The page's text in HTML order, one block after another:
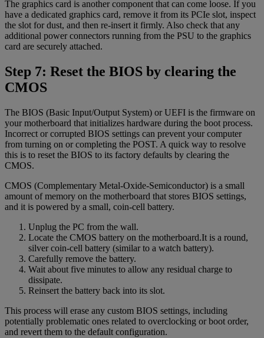
The graphics card is another component that can come loose. If you
have a dedicated graphics card, remove it from its PCIe slot, inspect
the slot for dust, and then re-insert it firmly. Also check that any
additional power connectors running from the PSU to the graphics
card are securely attached.
Step 7: Reset the BIOS by clearing the
CMOS
The BIOS (Basic Input/Output System) or UEFI is the firmware on
your motherboard that initializes hardware during the boot process.
Incorrect or corrupted BIOS settings can prevent your computer
from turning on or completing the POST. A quick way to resolve
this is to reset the BIOS to its factory defaults by clearing the
CMOS.
CMOS (Complementary Metal-Oxide-Semiconductor) is a small
amount of memory on the motherboard that stores BIOS settings,
and it is powered by a small, coin-cell battery.
Unplug the PC from the wall.
Locate the CMOS battery on the motherboard.It is a round,
silver coin-cell battery (similar to a watch battery).
Carefully remove the battery.
Wait about five minutes to allow any residual charge to
dissipate.
Reinsert the battery back into its slot.
This process will erase any custom BIOS settings, including
potentially problematic ones related to overclocking or boot order,
and revert them to the default configuration.